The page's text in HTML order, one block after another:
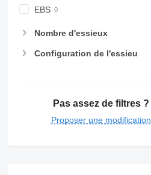
EBS
Nombre d'essieux
Configuration de l'essieu
Pas assez de filtres ?
Proposer une modification